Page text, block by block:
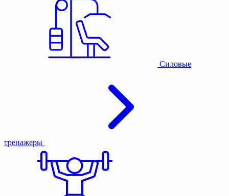
Силовые
тренажеры